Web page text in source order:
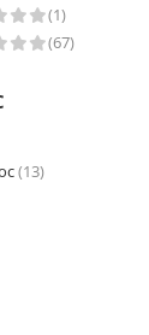
(1)
(67)
(13)